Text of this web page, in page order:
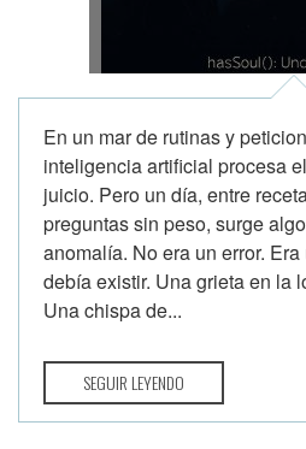
En un mar de rutinas y
inteligencia artificial procesa
juicio. Pero un día, entre
preguntas sin peso, surge
anomalía. No era un error.
debía existir. Una grieta en la
Una chispa de...
SEGUIR LEYENDO